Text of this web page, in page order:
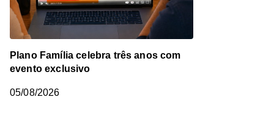
Plano Família celebra três anos com
evento exclusivo
05/08/2026